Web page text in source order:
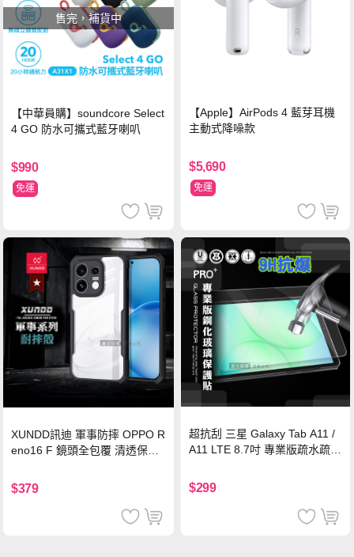
售完，補貨中
【中華員購】soundcore Select
4 GO 防水可攜式藍牙喇叭
$990
免運
【Apple】AirPods 4 藍芽耳機
主動式降噪款
$5,690
免運
XUNDD訊迪 軍事防摔 OPPO R
eno16 F 鏡頭全包覆 清透保護
$379
超抗刮 三星 Galaxy Tab A11 /
A11 LTE 8.7吋 專業版疏水疏油
$299